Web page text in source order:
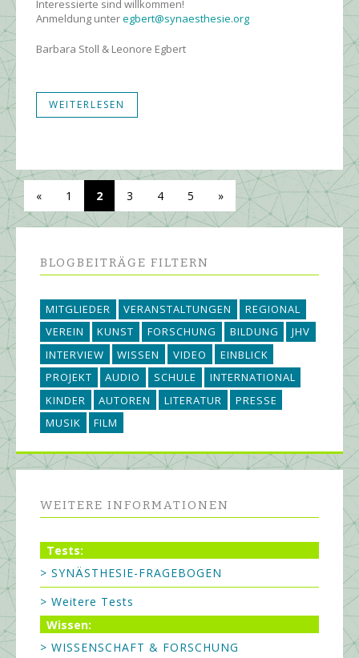
Interessierte sind willkommen!
Anmeldung unteregbert@synaesthesie.org
Barbara Stoll & Leonore Egbert
WEITERLESEN
« 1 2 3 4 5 »
BLOGBEITRÄGE FILTERN
MITGLIEDER VERANSTALTUNGEN
REGIONAL
VEREIN
KUNST FORSCHUNG BILDUNG
JHV
INTERVIEW
WISSEN VIDEO
EINBLICK
PROJEKT
AUDIO SCHULE
INTERNATIONAL
KINDER
AUTOREN LITERATUR
PRESSE
MUSIK
FILM
WEITERE INFORMATIONEN
Tests:
> SYNÄSTHESIE-FRAGEBOGEN
> Weitere Tests
Wissen:
> WISSENSCHAFT & FORSCHUNG